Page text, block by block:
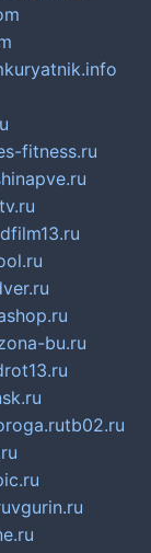
kuryatnik.info
fitness.ru
bu.ru
tb02.ru
vgurin.ru